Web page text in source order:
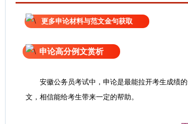
更多申论材料与范文金句获取
申论高分例文赏析
安徽公务员考试中，申论是最能拉开考生成绩
文，相信能给考生带来一定的帮助。